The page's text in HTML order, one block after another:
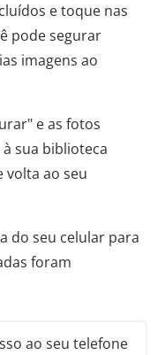
e toque nas
pode segurar
imagens ao
e as fotos
sua biblioteca
volta ao seu
do seu celular para
foram
ao seu telefone